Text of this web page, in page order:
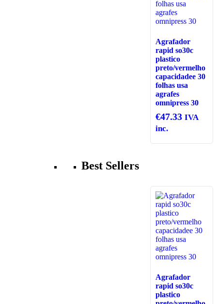
Agrafador
rapid so30c
plastico
preto/vermelho
capacidadee 30
folhas usa
agrafes
omnipress 30
€47.33 IVA
inc.
Best Sellers
Agrafador
rapid so30c
plastico